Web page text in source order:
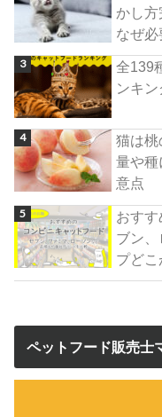
かし方
なぜ必
全139
ンキ
猫は
量や
意点
おす
ブン
プどこ
ペットフード販売士